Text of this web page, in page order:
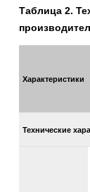
Таблица 2.
Характеристики
Технические